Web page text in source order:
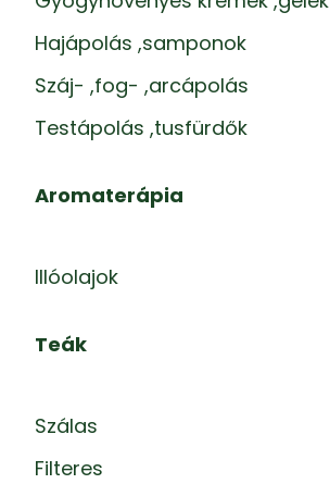
Hajápolás ,samponok
Száj- ,fog- ,arcápolás
Testápolás ,tusfürdők
Aromaterápia
Illóolajok
Teák
Szálas
Filteres